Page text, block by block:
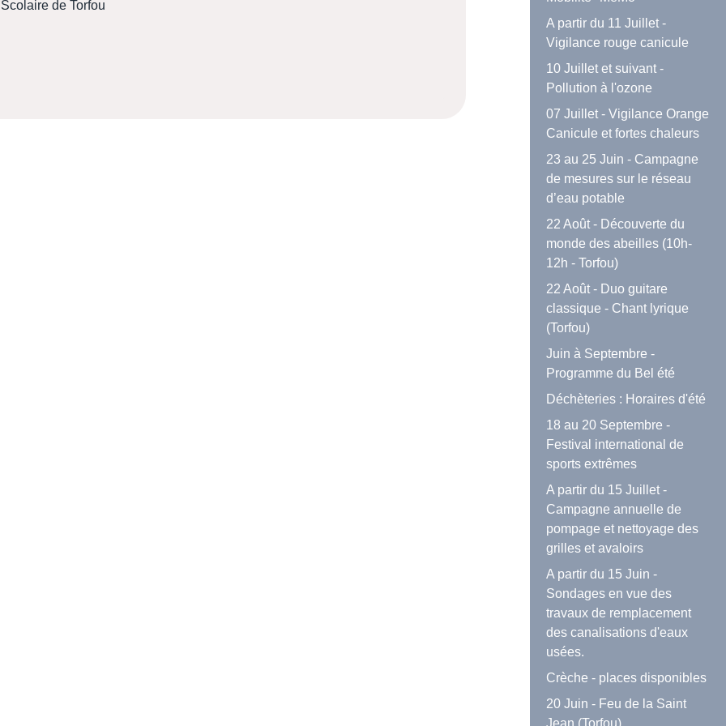
de Torfou
A partir du 11 Juillet -
Vigilance rouge canicule
10 Juillet et suivant -
Pollution à l'ozone
07 Juillet - Vigilance Orange
Canicule et fortes chaleurs
23 au 25 Juin - Campagne
de mesures sur le réseau
d’eau potable
22 Août - Découverte du
monde des abeilles (10h-
12h - Torfou)
22 Août - Duo guitare
classique - Chant lyrique
(Torfou)
Juin à Septembre -
Programme du Bel été
Déchèteries : Horaires d'été
18 au 20 Septembre -
Festival international de
sports extrêmes
A partir du 15 Juillet -
Campagne annuelle de
pompage et nettoyage des
grilles et avaloirs
A partir du 15 Juin -
Sondages en vue des
travaux de remplacement
des canalisations d'eaux
usées.
Crèche - places disponibles
20 Juin - Feu de la Saint